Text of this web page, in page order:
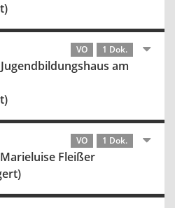
VO 1 Dok.
am
VO 1 Dok.
Fleißer